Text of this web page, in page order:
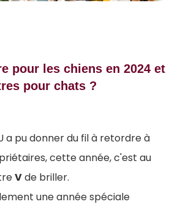
pour les chiens en 2024 et
pour chats ?
a pu donner du fil à retordre à
cette année, c'est au
Vde briller.
une année spéciale